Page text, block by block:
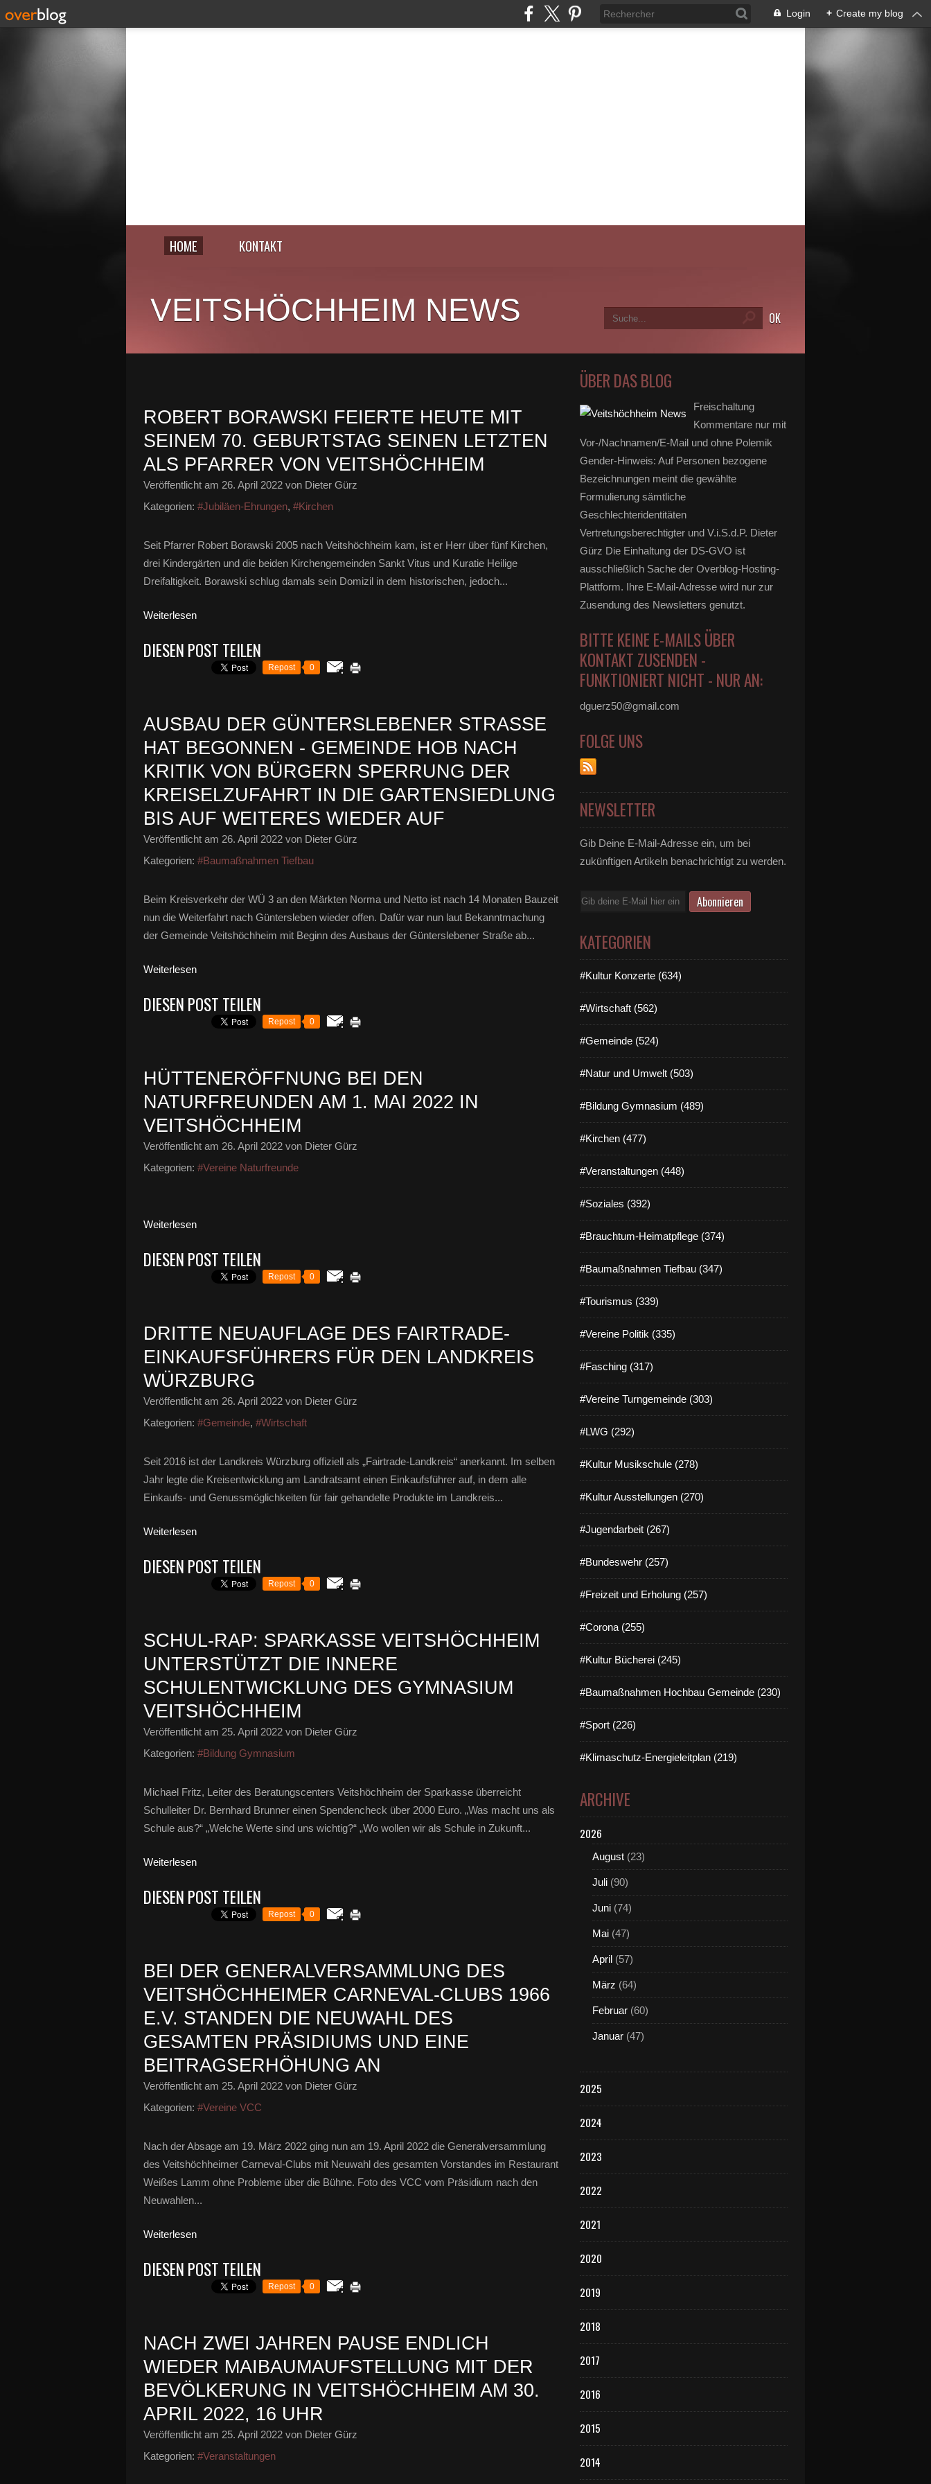
Login + Create my blog
HOME KONTAKT
VEITSHÖCHHEIM NEWS
ROBERT BORAWSKI FEIERTE HEUTE MIT
SEINEM 70. GEBURTSTAG SEINEN LETZTEN
ALS PFARRER VON VEITSHÖCHHEIM
Veröffentlicht am 26. April 2022 von Dieter Gürz
Kategorien: #Jubiläen-Ehrungen, #Kirchen
Seit Pfarrer Robert Borawski 2005 nach Veitshöchheim kam, ist er Herr über fünf Kirchen,
drei Kindergärten und die beiden Kirchengemeinden Sankt Vitus und Kuratie Heilige
Dreifaltigkeit. Borawski schlug damals sein Domizil in dem historischen, jedoch...
Weiterlesen
DIESEN POST TEILEN
Repost 0
AUSBAU DER GÜNTERSLEBENER STRASSE H
AT BEGONNEN - GEMEINDE HOB NACH K
RITIK VON BÜRGERN SPERRUNG DER K
REISELZUFAHRT IN DIE GARTENSIEDLUNG B
IS AUF WEITERES WIEDER AUF
Veröffentlicht am 26. April 2022 von Dieter Gürz
Kategorien: #Baumaßnahmen Tiefbau
Beim Kreisverkehr der WÜ 3 an den Märkten Norma und Netto ist nach 14 Monaten Bauzeit
nun die Weiterfahrt nach Güntersleben wieder offen. Dafür war nun laut Bekanntmachung
der Gemeinde Veitshöchheim mit Beginn des Ausbaus der Günterslebener Straße ab...
Weiterlesen
DIESEN POST TEILEN
Repost 0
HÜTTENERÖFFNUNG BEI DEN
NATURFREUNDEN AM 1. MAI 2022 IN
VEITSHÖCHHEIM
Veröffentlicht am 26. April 2022 von Dieter Gürz
Kategorien: #Vereine Naturfreunde
Weiterlesen
DIESEN POST TEILEN
Repost 0
DRITTE NEUAUFLAGE DES FAIRTRADE-
EINKAUFSFÜHRERS FÜR DEN LANDKREIS
WÜRZBURG
Veröffentlicht am 26. April 2022 von Dieter Gürz
Kategorien: #Gemeinde, #Wirtschaft
Seit 2016 ist der Landkreis Würzburg offiziell als „Fairtrade-Landkreis“ anerkannt. Im selben
Jahr legte die Kreisentwicklung am Landratsamt einen Einkaufsführer auf, in dem alle
Einkaufs- und Genussmöglichkeiten für fair gehandelte Produkte im Landkreis...
Weiterlesen
DIESEN POST TEILEN
Repost 0
SCHUL-RAP: SPARKASSE VEITSHÖCHHEIM
UNTERSTÜTZT DIE INNERE
SCHULENTWICKLUNG DES GYMNASIUM
VEITSHÖCHHEIM
Veröffentlicht am 25. April 2022 von Dieter Gürz
Kategorien: #Bildung Gymnasium
Michael Fritz, Leiter des Beratungscenters Veitshöchheim der Sparkasse überreicht
Schulleiter Dr. Bernhard Brunner einen Spendencheck über 2000 Euro. „Was macht uns als
Schule aus?“ „Welche Werte sind uns wichtig?“ „Wo wollen wir als Schule in Zukunft...
Weiterlesen
DIESEN POST TEILEN
Repost 0
BEI DER GENERALVERSAMMLUNG DES
VEITSHÖCHHEIMER CARNEVAL-CLUBS 1966
E.V. STANDEN DIE NEUWAHL DES
GESAMTEN PRÄSIDIUMS UND EINE
BEITRAGSERHÖHUNG AN
Veröffentlicht am 25. April 2022 von Dieter Gürz
Kategorien: #Vereine VCC
Nach der Absage am 19. März 2022 ging nun am 19. April 2022 die Generalversammlung
des Veitshöchheimer Carneval-Clubs mit Neuwahl des gesamten Vorstandes im Restaurant
Weißes Lamm ohne Probleme über die Bühne. Foto des VCC vom Präsidium nach den
Neuwahlen...
Weiterlesen
DIESEN POST TEILEN
Repost 0
NACH ZWEI JAHREN PAUSE ENDLICH
WIEDER MAIBAUMAUFSTELLUNG MIT DER
BEVÖLKERUNG IN VEITSHÖCHHEIM AM 30.
APRIL 2022, 16 UHR
Veröffentlicht am 25. April 2022 von Dieter Gürz
Kategorien: #Veranstaltungen
ÜBER DAS BLOG
Freischaltung
Kommentare nur mit
Vor-/Nachnamen/E-Mail und ohne Polemik
Gender-Hinweis: Auf Personen bezogene
Bezeichnungen meint die gewählte
Formulierung sämtliche
Geschlechteridentitäten
Vertretungsberechtigter und V.i.S.d.P. Dieter
Gürz Die Einhaltung der DS-GVO ist
ausschließlich Sache der Overblog-Hosting-
Plattform. Ihre E-Mail-Adresse wird nur zur
Zusendung des Newsletters genutzt.
BITTE KEINE E-MAILS ÜBER
KONTAKT ZUSENDEN -
FUNKTIONIERT NICHT - NUR AN:
dguerz50@gmail.com
FOLGE UNS
NEWSLETTER
Gib Deine E-Mail-Adresse ein, um bei
zukünftigen Artikeln benachrichtigt zu werden.
E-
KATEGORIEN
#Kultur Konzerte (634)
#Wirtschaft (562)
#Gemeinde (524)
#Natur und Umwelt (503)
#Bildung Gymnasium (489)
#Kirchen (477)
#Veranstaltungen (448)
#Soziales (392)
#Brauchtum-Heimatpflege (374)
#Baumaßnahmen Tiefbau (347)
#Tourismus (339)
#Vereine Politik (335)
#Fasching (317)
#Vereine Turngemeinde (303)
#LWG (292)
#Kultur Musikschule (278)
#Kultur Ausstellungen (270)
#Jugendarbeit (267)
#Bundeswehr (257)
#Freizeit und Erholung (257)
#Corona (255)
#Kultur Bücherei (245)
#Baumaßnahmen Hochbau Gemeinde (230)
#Sport (226)
#Klimaschutz-Energieleitplan (219)
ARCHIVE
2026
August (23)
Juli (90)
Juni (74)
Mai (47)
April (57)
März (64)
Februar (60)
Januar (47)
2025
2024
2023
2022
2021
2020
2019
2018
2017
2016
2015
2014